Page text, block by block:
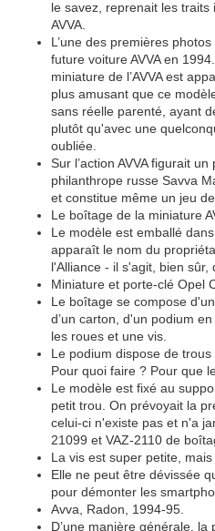
le savez, reprenait les
AVVA.
L’une des premières
future voiture AVVA en
miniature de l’AVVA est
plus amusant que ce
sans réelle parenté, ayant
plutôt qu'avec une
oubliée.
Sur l’action AVVA figurait
philanthrope russe Savva
et constitue même un jeu
Le boîtage de la miniature
Le modèle est emballé
apparaît le nom du
l'Alliance - il s'agit, bien sûr,
Miniature et porte-clé Opel
Le boîtage se compose
d’un carton, d'un podium
les roues et une vis.
Le podium dispose de
Pour quoi faire ? Pour que
Le modèle est fixé au
petit trou. On prévoyait la
celui-ci n'existe pas et n'a
21099 et VAZ-2110 de
La vis est super petite, mais
Elle ne peut être dévissée
pour démonter les
Avva, Radon, 1994-95.
D’une manière générale,